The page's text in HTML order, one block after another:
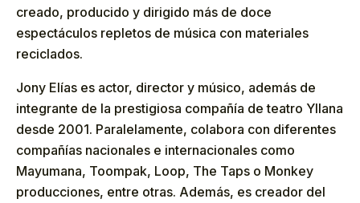
creado, producido y dirigido más de doce
espectáculos repletos de música con materiales
reciclados.
Jony Elías es actor, director y músico, además de
integrante de la prestigiosa compañía de teatro Yllana
desde 2001. Paralelamente, colabora con diferentes
compañías nacionales e internacionales como
Mayumana, Toompak, Loop, The Taps o Monkey
producciones, entre otras. Además, es creador del